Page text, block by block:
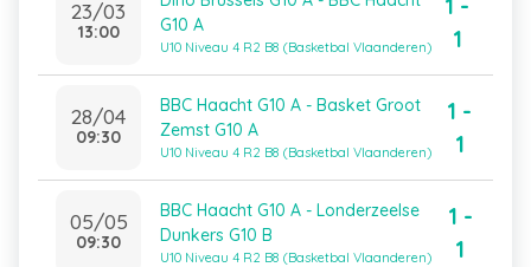
23/03
13:00
G10 A
U10 Niveau 4 R2 B8 (Basketbal Vlaanderen)
1 -
1
28/04
09:30
BBC Haacht G10 A - Basket Groot
Zemst G10 A
U10 Niveau 4 R2 B8 (Basketbal Vlaanderen)
1 -
1
05/05
09:30
BBC Haacht G10 A - Londerzeelse
Dunkers G10 B
U10 Niveau 4 R2 B8 (Basketbal Vlaanderen)
1 -
1